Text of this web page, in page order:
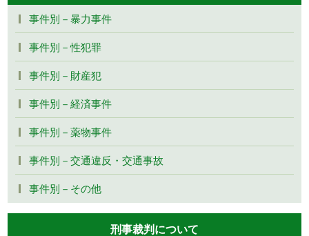
事件別－暴力事件
事件別－性犯罪
事件別－財産犯
事件別－経済事件
事件別－薬物事件
事件別－交通違反・交通事故
事件別－その他
刑事裁判について